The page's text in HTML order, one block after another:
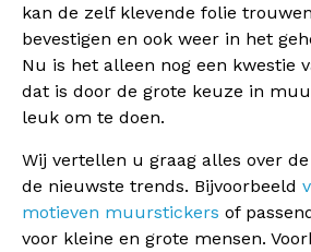
kan de zelf klevende folie
bevestigen en ook weer in het
Nu is het alleen nog een kwestie
dat is door de grote keuze in
leuk om te doen.
Wij vertellen u graag alles over
de nieuwste trends. Bijvoorbeeld
motieven muurstickers of
voor kleine en grote mensen.